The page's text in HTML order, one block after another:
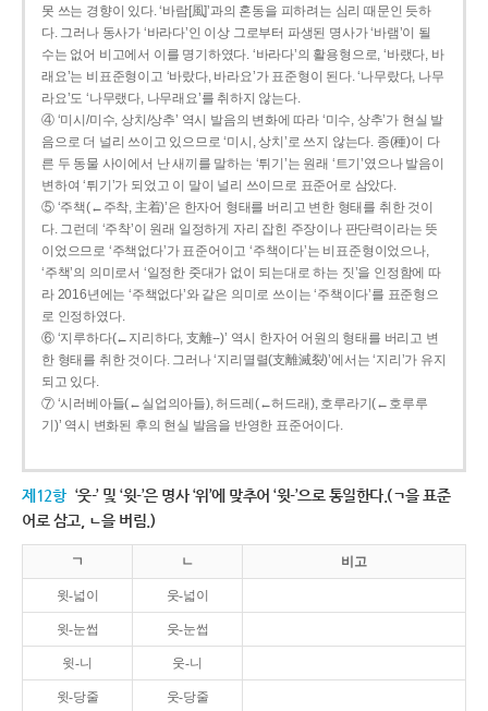
못 쓰는 경향이 있다. ‘바람[風]’과의 혼동을 피하려는 심리 때문인 듯하
다. 그러나 동사가 ‘바라다’인 이상 그로부터 파생된 명사가 ‘바램’이 될
수는 없어 비고에서 이를 명기하였다. ‘바라다’의 활용형으로, ‘바랬다, 바
래요’는 비표준형이고 ‘바랐다, 바라요’가 표준형이 된다. ‘나무랐다, 나무
라요’도 ‘나무랬다, 나무래요’를 취하지 않는다.
④ ‘미시/미수, 상치/상추’ 역시 발음의 변화에 따라 ‘미수, 상추’가 현실 발
음으로 더 널리 쓰이고 있으므로 ‘미시, 상치’로 쓰지 않는다. 종(種)이 다
른 두 동물 사이에서 난 새끼를 말하는 ‘튀기’는 원래 ‘트기’였으나 발음이
변하여 ‘튀기’가 되었고 이 말이 널리 쓰이므로 표준어로 삼았다.
⑤ ‘주책(←주착, 主着)’은 한자어 형태를 버리고 변한 형태를 취한 것이
다. 그런데 ‘주착’이 원래 일정하게 자리 잡힌 주장이나 판단력이라는 뜻
이었으므로 ‘주책없다’가 표준어이고 ‘주책이다’는 비표준형이었으나,
‘주책’의 의미로서 ‘일정한 줏대가 없이 되는대로 하는 짓’을 인정함에 따
라 2016년에는 ‘주책없다’와 같은 의미로 쓰이는 ‘주책이다’를 표준형으
로 인정하였다.
⑥ ‘지루하다(←지리하다, 支離--)’ 역시 한자어 어원의 형태를 버리고 변
한 형태를 취한 것이다. 그러나 ‘지리멸렬(支離滅裂)’에서는 ‘지리’가 유지
되고 있다.
⑦ ‘시러베아들(←실업의아들), 허드레(←허드래), 호루라기(←호루루
기)’ 역시 변화된 후의 현실 발음을 반영한 표준어이다.
제12항 ‘웃-’ 및 ‘윗-’은 명사 ‘위’에 맞추어 ‘윗-’으로 통일한다.(ㄱ을 표준
어로 삼고, ㄴ을 버림.)
ㄱ ㄴ 비고
윗-넓이 웃-넓이
윗-눈썹 웃-눈썹
윗-니 웃-니
윗-당줄 웃-당줄